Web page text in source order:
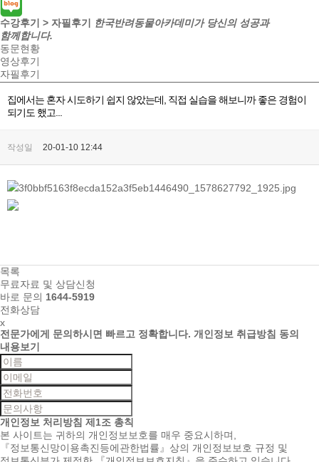
수강후기 > 자필후기
한국반려동물아카데미가 당신의 성공과
함께합니다.
동문현황
영상후기
자필후기
집에서는 혼자 시도하기 쉽지 않았는데, 직접 실습을 해보니까 좋은 경험이
되기도 했고...
작성일 20-01-10 12:44
목록
무료자료 및 상담신청
바로 문의 1644-5919
전화상담
x
전문가에게 문의하시면 빠르고 정확합니다. 개인정보 취급방침 동의
내용보기
개인정보 처리방침 제1조 총칙
본 사이트는 귀하의 개인정보보호를 매우 중요시하며,
『정보통신망이용촉진등에관한법률』상의 개인정보보호 규정 및